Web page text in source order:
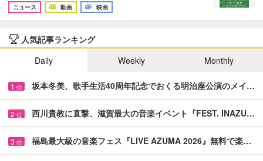
ニュース
動画 映画
人気記事ランキング
Daily
Weekly Monthly
1 位 坂本冬美、歌手生活40周年記念でおくる明治座公演のメイ…
2 位 西川貴教に直撃、滋賀最大の音楽イベント『FEST. INAZU…
3 位 福島最大級の音楽フェス『LIVE AZUMA 2026』無料で楽…